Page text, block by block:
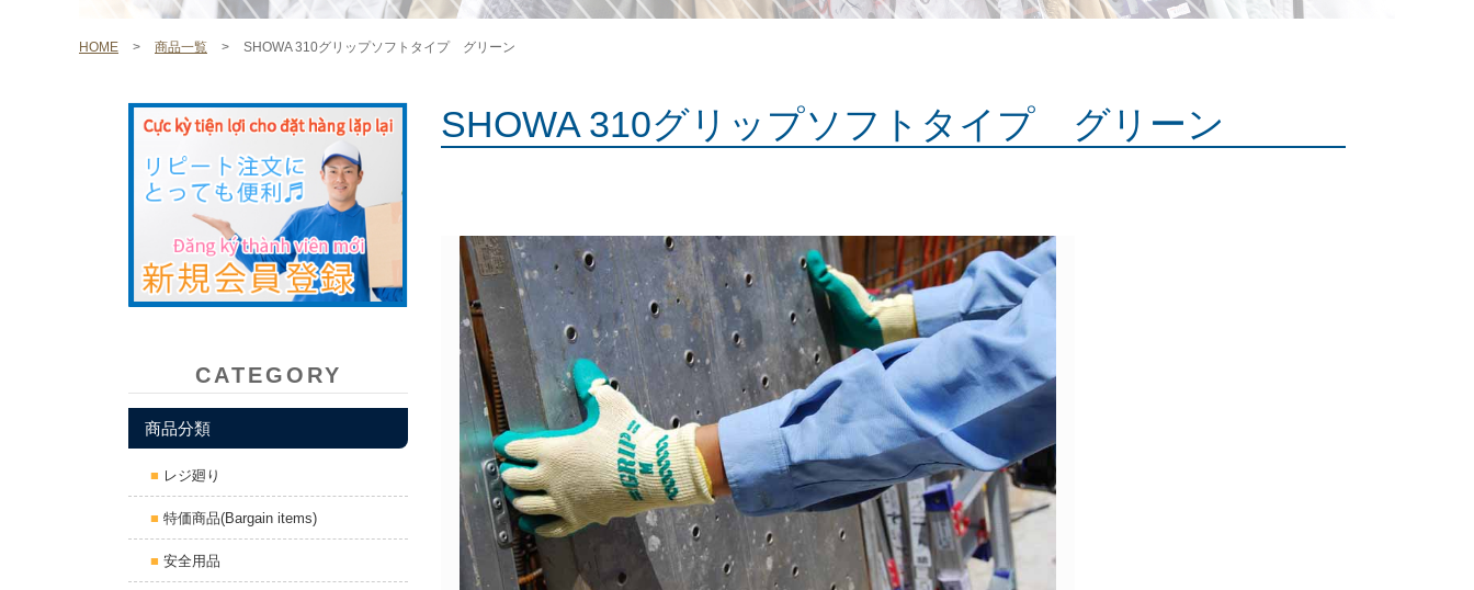
HOME > 商品一覧 > SHOWA 310グリップソフトタイプ グリーン
SHOWA 310グリップソフトタイプ グリーン
CATEGORY
商品分類
レジ廻り
特価商品(Bargain items)
安全用品